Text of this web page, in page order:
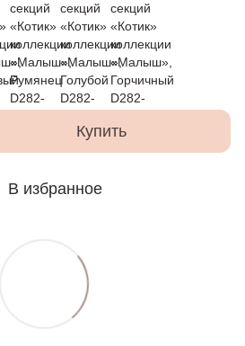
Купить
В избранное